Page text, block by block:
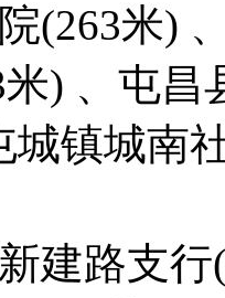
(263米)
) 、屯昌
城镇城南
建路支